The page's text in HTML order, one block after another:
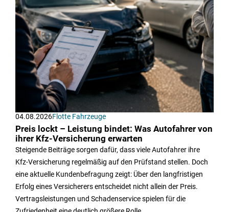
04.08.2026Flotte Fahrzeuge
Preis lockt – Leistung bindet: Was Autofahrer von
ihrer Kfz-Versicherung erwarten
Steigende Beiträge sorgen dafür, dass viele Autofahrer ihre
Kfz-Versicherung regelmäßig auf den Prüfstand stellen. Doch
eine aktuelle Kundenbefragung zeigt: Über den langfristigen
Erfolg eines Versicherers entscheidet nicht allein der Preis.
Vertragsleistungen und Schadenservice spielen für die